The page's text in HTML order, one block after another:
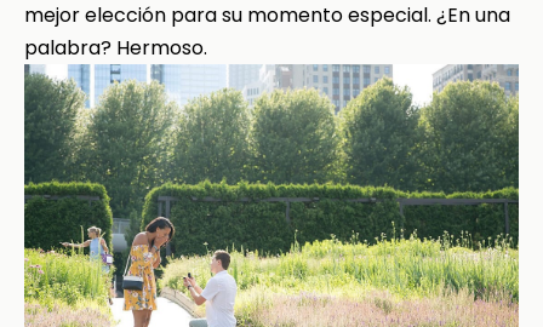
mejor elección para su momento especial. ¿En una
palabra? Hermoso.